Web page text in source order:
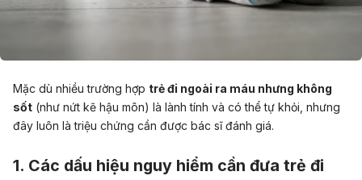
Mặc dù nhiều trường hợp trẻ đi ngoài ra máu nhưng không
sốt (như nứt kẽ hậu môn) là lành tính và có thể tự khỏi, nhưng
đây luôn là triệu chứng cần được bác sĩ đánh giá.
1. Các dấu hiệu nguy hiểm cần đưa trẻ đi